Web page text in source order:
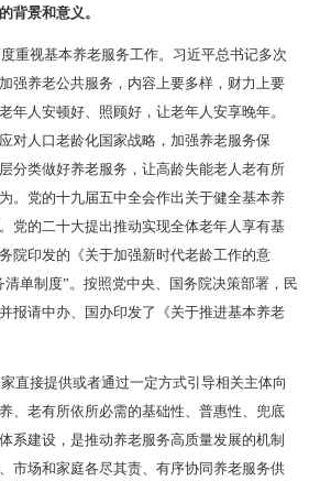
背景和意义。
重视基本养老服务工作。习近平总书记多次
强养老公共服务，内容上要多样，财力上要
年人安顿好、照顾好，让老年人安享晚年。
对人口老龄化国家战略，加强养老服务保
分类做好养老服务，让高龄失能老人老有所
。党的十九届五中全会作出关于健全基本养
党的二十大提出推动实现全体老年人享有基
院印发的《关于加强新时代老龄工作的意
清单制度”。按照党中央、国务院决策部署，民
报请中办、国办印发了《关于推进基本养老
直接提供或者通过一定方式引导相关主体向
、老有所依所必需的基础性、普惠性、兜底
系建设，是推动养老服务高质量发展的机制
市场和家庭各尽其责、有序协同养老服务供